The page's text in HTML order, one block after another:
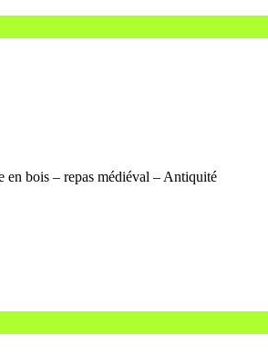
en bois – repas médiéval – Antiquité